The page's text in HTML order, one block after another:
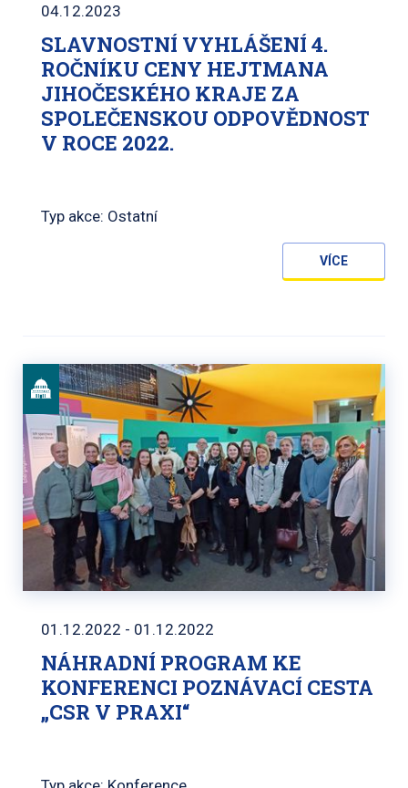
04.12.2023
SLAVNOSTNÍ VYHLÁŠENÍ 4.
ROČNÍKU CENY HEJTMANA
JIHOČESKÉHO KRAJE ZA
SPOLEČENSKOU ODPOVĚDNOST
V ROCE 2022.
Typ akce: Ostatní
VÍCE
01.12.2022 - 01.12.2022
NÁHRADNÍ PROGRAM KE
KONFERENCI POZNÁVACÍ CESTA
„CSR V PRAXI“